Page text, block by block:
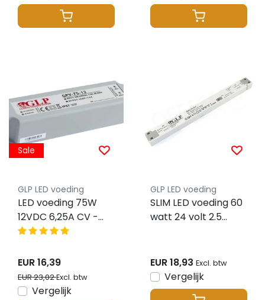
Sale
GLP LED voeding
LED voeding 75W
12VDC 6,25A CV -
Waterdicht IP67 -
EUR 16,39
EUR 23,02Excl. btw
Vergelijk
GLP LED voeding
SLIM LED voeding 60
watt 24 volt 2.5
GTPC-60-24-S
EUR 18,93 Excl. btw
Vergelijk